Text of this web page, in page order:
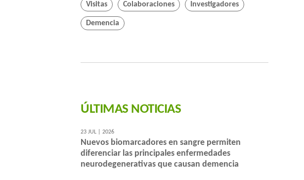
Visitas Colaboraciones Investigadores
Demencia
ÚLTIMAS NOTICIAS
23 JUL | 2026
Nuevos biomarcadores en sangre permiten
diferenciar las principales enfermedades
neurodegenerativas que causan demencia